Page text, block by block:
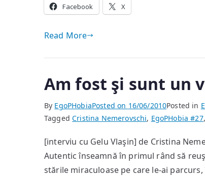
Facebook X
Read More
Am fost şi sunt un
By EgoPHobiaPosted on 16/06/2010Posted in
TaggedCristina Nemerovschi, EgoPHobia #27
[interviu cu Gelu Vlaşin] de Cristina
Autentic înseamnă în primul rând să
stările miraculoase pe care le-ai